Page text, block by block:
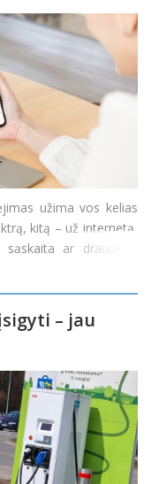
užima vos kelias
kitą – už internetą,
ar draudimo
nėra ilgas, tačiau per
– jau